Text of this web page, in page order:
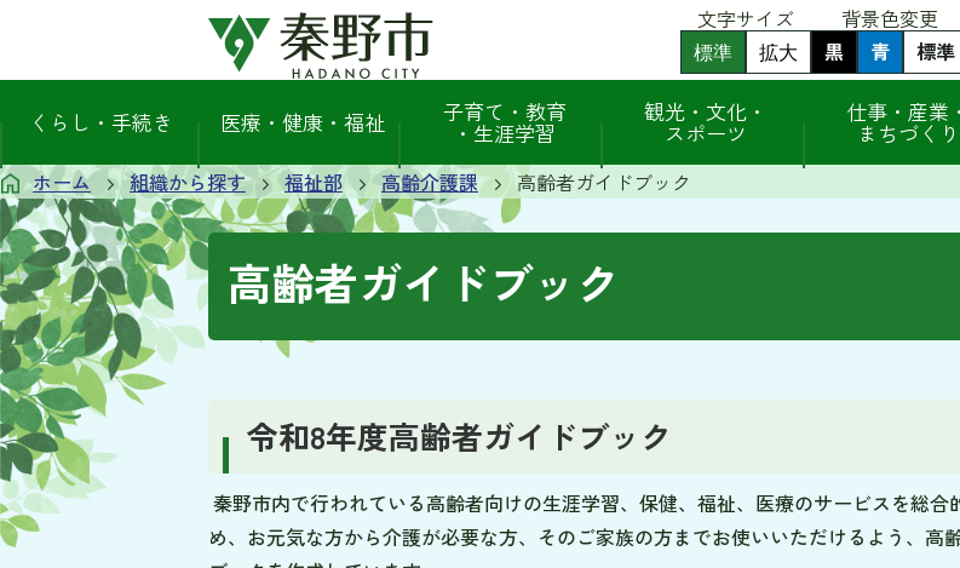
文字サイズ
標準
初
期
態
拡大
態
背景色変更
黒
景
色
を
黒
色
に
る
青
景
色
を
青
色
に
る
標準
を
くらし・手続き 医療・健康・福祉 子育て・教育
・生涯学習
観光・文化・
スポーツ
仕事・産業・
まちづくり
ホーム 組織から探す 福祉部 高齢介護課 高齢者ガイドブック
高齢者ガイドブック
令和8年度高齢者ガイドブック
秦野市内で行われている高齢者向けの生涯学習、保健、福祉、医療のサービスを総合
め、お元気な方から介護が必要な方、そのご家族の方までお使いいただけるよう、高